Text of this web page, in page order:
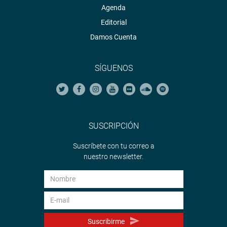
Agenda
Editorial
Damos Cuenta
SÍGUENOS
SUSCRIPCIÓN
Suscríbete con tu correo a
nuestro newsletter.
Suscribirme